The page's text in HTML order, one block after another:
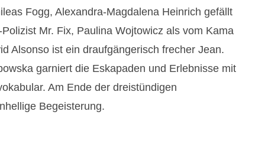
Fogg, Alexandra-Magdalena Heinrich gefällt
Mr. Fix, Paulina Wojtowicz als vom Kama
Alsonso ist ein draufgängerisch frecher Jean.
garniert die Eskapaden und Erlebnisse mit
Am Ende der dreistündigen
Begeisterung.